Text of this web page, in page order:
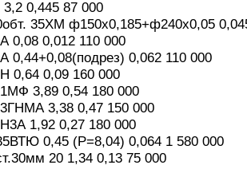
0,445 87 000
35ХМ ф150х0,185+ф240х0,05
0,08 0,012 110 000
0,44+0,08(подрез) 0,062 110 000
0,64 0,09 160 000
3,89 0,54 180 000
3,38 0,47 150 000
1,92 0,27 180 000
0,45 (P=8,04) 0,064 1 580 000
20 1,34 0,13 75 000